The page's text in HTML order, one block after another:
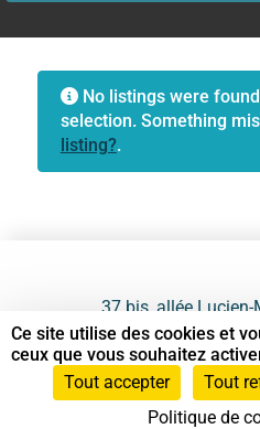
No listings were
selection. Something
listing?.
37 bis, allée Lucien-
93190 Livry-Gargan
06 61 87 28 09
Ce site utilise des cookies et
ceux que vous souhaitez
Tout accepter
Tout
Politique de